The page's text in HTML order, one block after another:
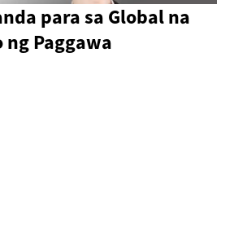
para sa Global na
ng Paggawa